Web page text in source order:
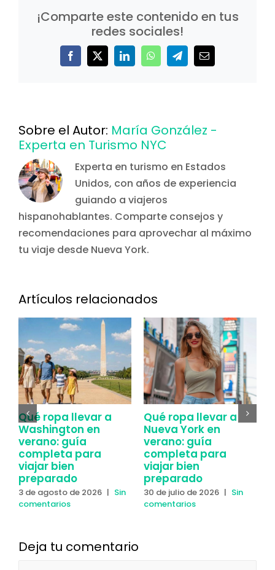
¡Comparte este contenido en tus
redes sociales!
Facebook
X LinkedInWhatsAppTelegramCorreo
Sobre el Autor: María González -
Experta en Turismo NYC
Experta en turismo en Estados
Unidos, con años de experiencia
guiando a viajeros
hispanohablantes. Comparte consejos y
recomendaciones para aprovechar al máximo
tu viaje desde Nueva York.
Artículos relacionados
Qué ropa llevar a
Washington en
verano: guía
completa para
viajar bien
preparado
3 de agosto de 2026 | Sin
comentarios
Qué ropa llevar a
Nueva York en
verano: guía
completa para
viajar bien
preparado
30 de julio de 2026 | Sin
comentarios
Deja tu comentario